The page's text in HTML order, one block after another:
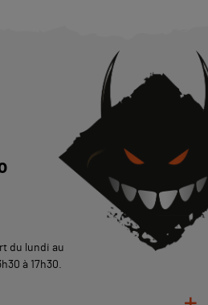
du lundi au
à 17h30.